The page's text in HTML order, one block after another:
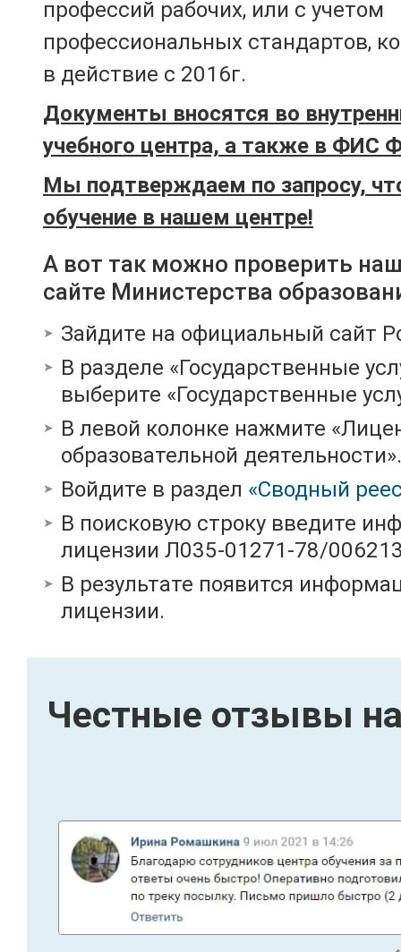
профессий рабочих, или с учетом
профессиональных стандартов,
в действие с 2016г.
Документы вносятся во
учебного центра, а также в ФИС
Мы подтверждаем по запросу,
обучение в нашем центре!
А вот так можно проверить
сайте Министерства
Зайдите на официальный сайт
В разделе «Государственные
выберите «Государственные
В левой колонке нажмите
образовательной деятельности».
Войдите в раздел «Сводный
В поисковую строку введите
лицензии Л035-01271-78/
В результате появится
лицензии.
Честные отзывы